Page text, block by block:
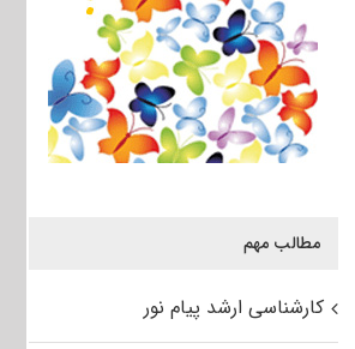
مطالب مهم
کارشناسی ارشد پیام نور